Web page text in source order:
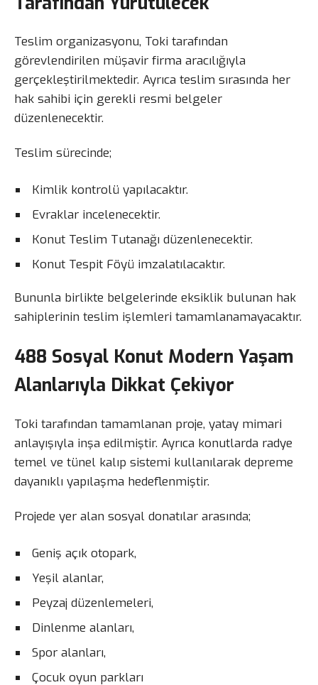
Teslim organizasyonu, Toki tarafından
görevlendirilen müşavir firma aracılığıyla
gerçekleştirilmektedir. Ayrıca teslim sırasında her
hak sahibi için gerekli resmi belgeler
düzenlenecektir.
Teslim sürecinde;
Kimlik kontrolü yapılacaktır.
Evraklar incelenecektir.
Konut Teslim Tutanağı düzenlenecektir.
Konut Tespit Föyü imzalatılacaktır.
Bununla birlikte belgelerinde eksiklik bulunan hak
sahiplerinin teslim işlemleri tamamlanamayacaktır.
488 Sosyal Konut Modern Yaşam
Alanlarıyla Dikkat Çekiyor
Toki tarafından tamamlanan proje, yatay mimari
anlayışıyla inşa edilmiştir. Ayrıca konutlarda radye
temel ve tünel kalıp sistemi kullanılarak depreme
dayanıklı yapılaşma hedeflenmiştir.
Projede yer alan sosyal donatılar arasında;
Geniş açık otopark,
Yeşil alanlar,
Peyzaj düzenlemeleri,
Dinlenme alanları,
Spor alanları,
Çocuk oyun parkları